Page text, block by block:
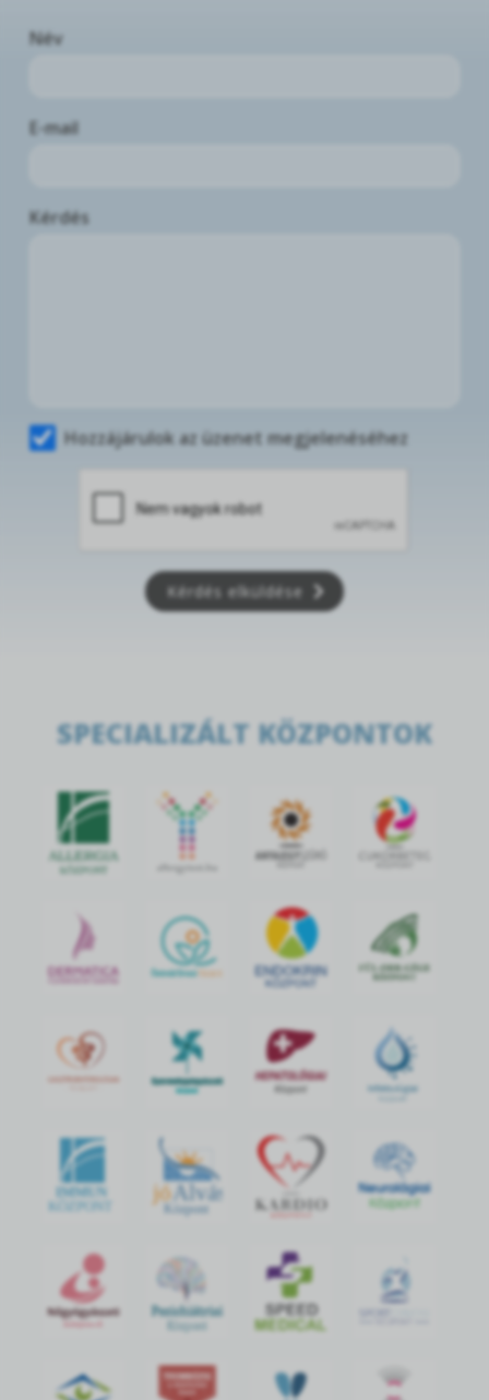
Név
E-mail
Kérdés
Hozzájárulok az üzenet megjelenéséhez
Kérdés elküldése
SPECIALIZÁLT KÖZPONTOK
IMMUN
KÖZPONT
jó Alvás
Központ